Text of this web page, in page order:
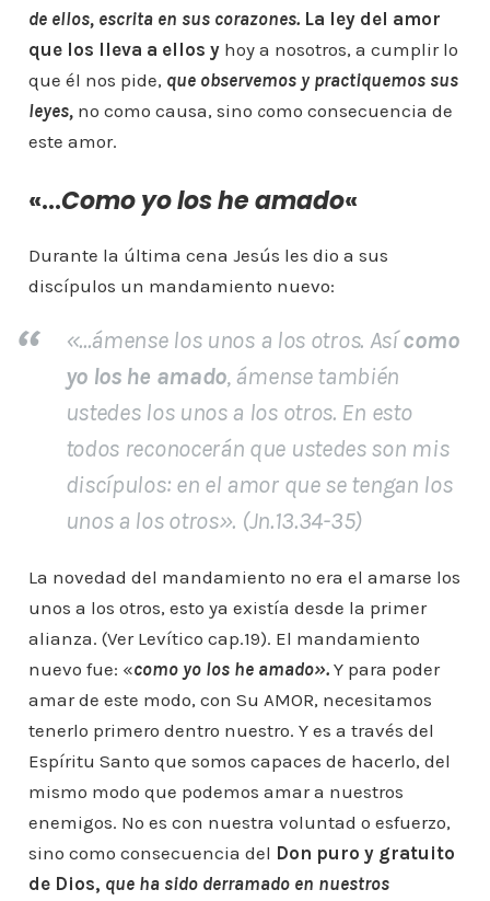
de ellos, escrita en sus corazones. La ley del amor
que los lleva a ellos y hoy a nosotros, a cumplir lo
que él nos pide, que observemos y practiquemos sus
leyes, no como causa, sino como consecuencia de
este amor.
«…Como yo los he amado«
Durante la última cena Jesús les dio a sus
discípulos un mandamiento nuevo:
«...ámense los unos a los otros. Asícomo
yo los he amado, ámense también
ustedes los unos a los otros. En esto
todos reconocerán que ustedes son mis
discípulos: en el amor que se tengan los
unos a los otros». (Jn.13.34-35)
La novedad del mandamiento no era el amarse los
unos a los otros, esto ya existía desde la primer
alianza. (Ver Levítico cap.19). El mandamiento
nuevo fue: «como yo los he amado». Y para poder
amar de este modo, con Su AMOR, necesitamos
tenerlo primero dentro nuestro. Y es a través del
Espíritu Santo que somos capaces de hacerlo, del
mismo modo que podemos amar a nuestros
enemigos. No es con nuestra voluntad o esfuerzo,
sino como consecuencia del Don puro y gratuito
de Dios, que ha sido derramado en nuestros